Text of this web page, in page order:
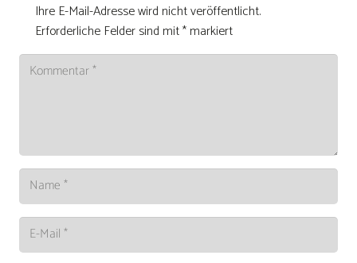
Ihre E-Mail-Adresse wird nicht veröffentlicht.
Erforderliche Felder sind mit*markiert